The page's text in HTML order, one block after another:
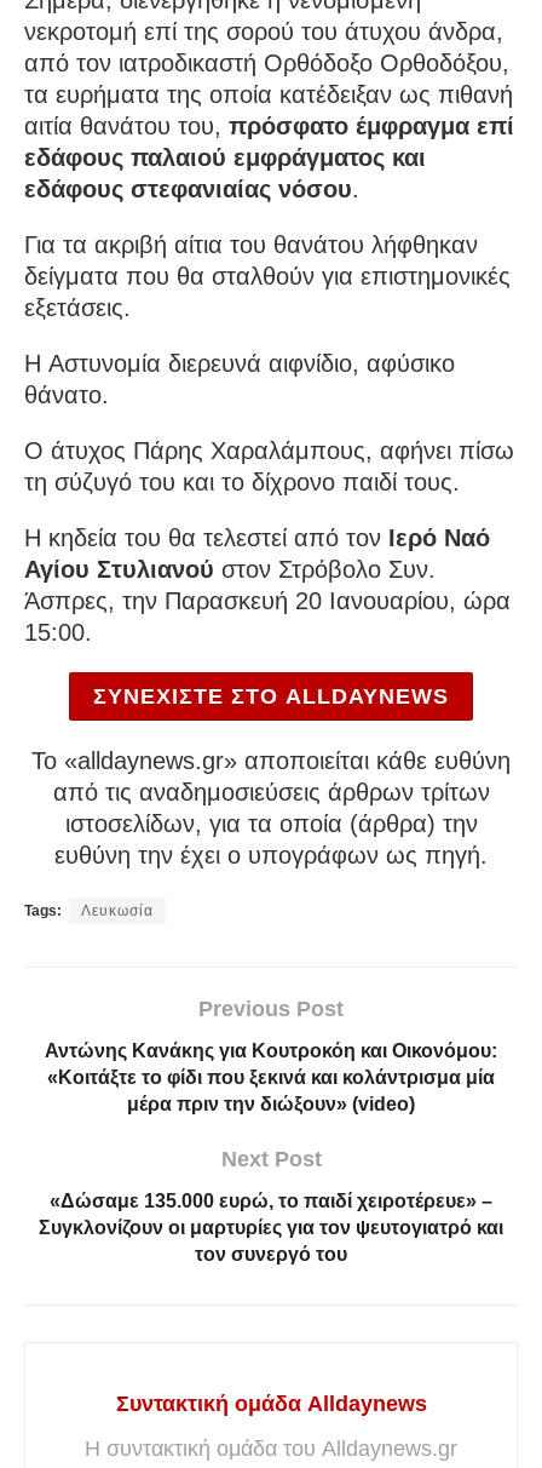
νεκροτομή επί της σορού του άτυχου άνδρα,
από τον ιατροδικαστή Ορθόδοξο Ορθοδόξου,
τα ευρήματα της οποία κατέδειξαν ως πιθανή
αιτία θανάτου του, πρόσφατο έμφραγμα επί
εδάφους παλαιού εμφράγματος και
εδάφους στεφανιαίας νόσου.
Για τα ακριβή αίτια του θανάτου λήφθηκαν
δείγματα που θα σταλθούν για επιστημονικές
εξετάσεις.
Η Αστυνομία διερευνά αιφνίδιο, αφύσικο
θάνατο.
Ο άτυχος Πάρης Χαραλάμπους, αφήνει πίσω
τη σύζυγό του και το δίχρονο παιδί τους.
Η κηδεία του θα τελεστεί από τον Ιερό Ναό
Αγίου Στυλιανού στον Στρόβολο Συν.
Άσπρες, την Παρασκευή 20 Ιανουαρίου, ώρα
15:00.
ΣΥΝΕΧΙΣΤΕ ΣΤΟ ALLDAYNEWS
To «alldaynews.gr» αποποιείται κάθε ευθύνη
από τις αναδημοσιεύσεις άρθρων τρίτων
ιστοσελίδων, για τα οποία (άρθρα) την
ευθύνη την έχει ο υπογράφων ως πηγή.
Tags: Λευκωσία
Previous Post
Αντώνης Κανάκης για Κουτροκόη και Οικονόμου:
«Κοιτάξτε το φίδι που ξεκινά και κολάντρισμα μία
μέρα πριν την διώξουν» (video)
Next Post
«Δώσαμε 135.000 ευρώ, το παιδί χειροτέρευε» –
Συγκλονίζουν οι μαρτυρίες για τον ψευτογιατρό και
τον συνεργό του
Συντακτική ομάδα Alldaynews
Η συντακτική ομάδα του Alldaynews.gr